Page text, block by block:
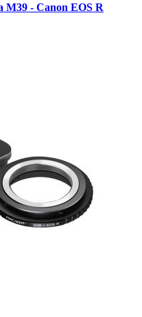
M39 - Canon EOS R